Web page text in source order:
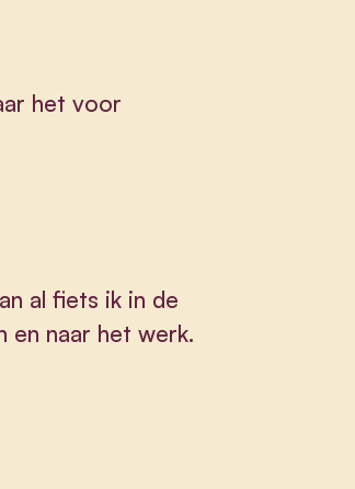
het voor
al fiets ik in de
en naar het werk.